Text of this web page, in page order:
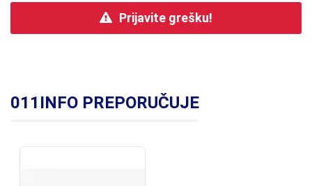
Prijavite grešku!
011INFO PREPORUČUJE